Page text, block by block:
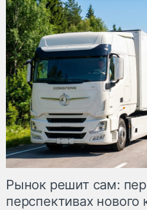
Рынок решит сам:
перспективах нового